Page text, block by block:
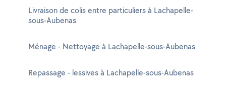
Livraison de colis entre particuliers à Lachapelle-
sous-Aubenas
Ménage - Nettoyage à Lachapelle-sous-Aubenas
Repassage - lessives à Lachapelle-sous-Aubenas